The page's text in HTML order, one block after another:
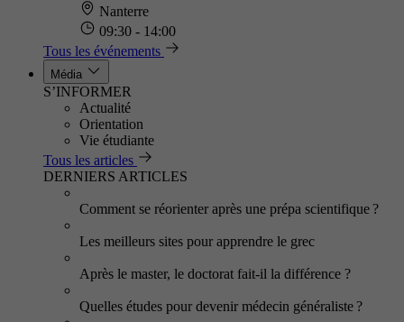
Nanterre
09:30 - 14:00
Tous les événements
Média
S’INFORMER
Actualité
Orientation
Vie étudiante
Tous les articles
DERNIERS ARTICLES
Comment se réorienter après une prépa scientifique ?
Les meilleurs sites pour apprendre le grec
Après le master, le doctorat fait-il la différence ?
Quelles études pour devenir médecin généraliste ?